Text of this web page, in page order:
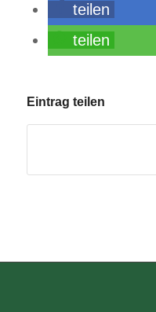
teilen
teilen
Eintrag teilen